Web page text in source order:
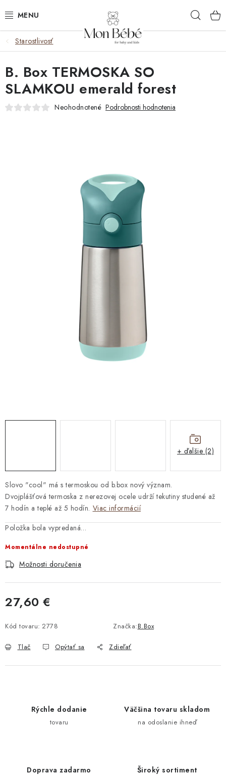
na
ZĽAVY
OBLEČENIE
VÝBAVA
Všeobecné obchodné podmienky
Podmienky ochrany osobných údajov a poučenie o cookies
Reklamačný formulár
Formulár na odstúpenie od zmluvy
Moja objednávka
Starostlivosť
Slovo "cool" má s termoskou od b.box nový význam.
Dvojplášťová termoska z nerezovej ocele udrží tekutiny studené až
7 hodín a teplé až 5 hodín. Viac informácií
Položka bola vypredaná…
Momentálne nedostupné
Možnosti doručenia
27,60 €
Kód tovaru: 2778 Značka:B.Box
Tlač Opýtať sa Zdieľať
B. Box TERMOSKA SO
SLAMKOU emerald forest
Neohodnotené Podrobnosti hodnotenia
+ ďalšie (2)
Rýchle dodanie
tovaru
Väčšina tovaru skladom
na odoslanie ihneď
Doprava zadarmo Široký sortiment